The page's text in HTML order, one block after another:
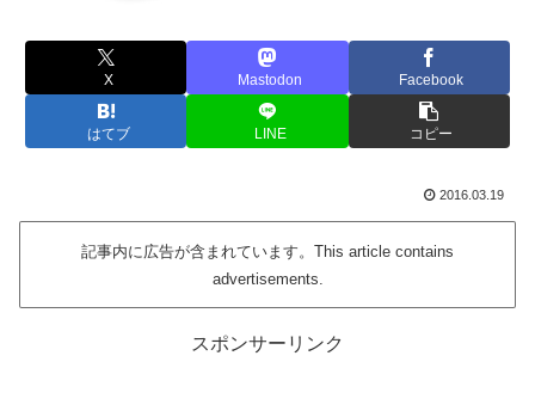
X Mastodon Facebook
はてブ LINE コピー
2016.03.19
記事内に広告が含まれています。This article contains
advertisements.
スポンサーリンク